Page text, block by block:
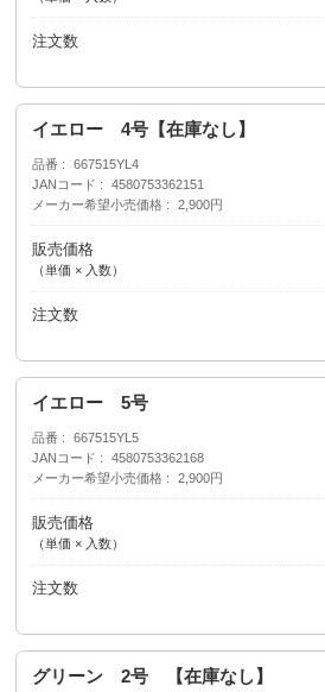
注文数
イエロー 4号【在庫なし】
品番
667515YL4
JANコード
4580753362151
メーカー希望小売価格
2,900円
販売価格
（単価 × 入数）
注文数
イエロー 5号
品番
667515YL5
JANコード
4580753362168
メーカー希望小売価格
2,900円
販売価格
（単価 × 入数）
注文数
グリーン 2号 【在庫なし】